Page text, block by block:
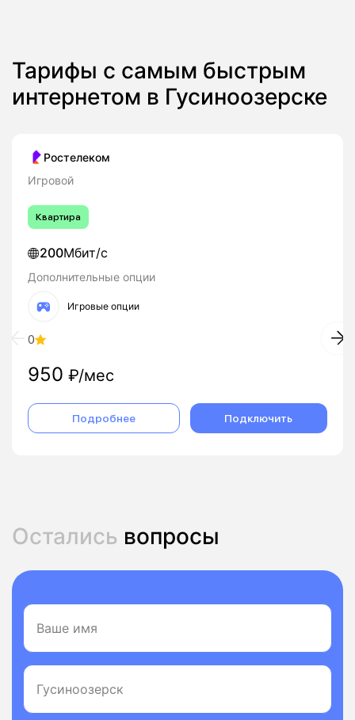
Тарифы с самым быстрым
интернетом в Гусиноозерске
Ростелеком
Игровой
Квартира
200Мбит/с
Дополнительные опции
Игровые опции
0
950 ₽/мес
Подробнее Подключить
Остались вопросы